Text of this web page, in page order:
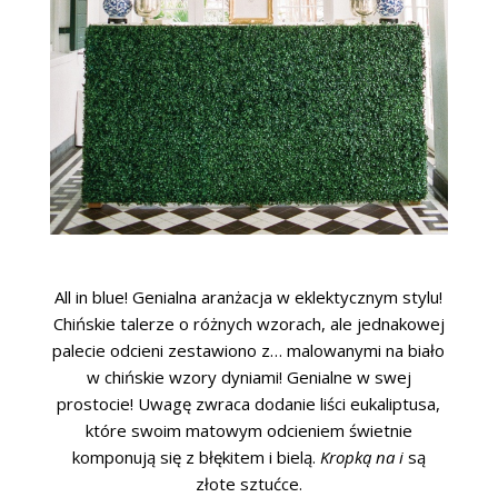
All in blue! Genialna aranżacja w eklektycznym stylu!
Chińskie talerze o różnych wzorach, ale jednakowej
palecie odcieni zestawiono z… malowanymi na biało
w chińskie wzory dyniami! Genialne w swej
prostocie! Uwagę zwraca dodanie liści eukaliptusa,
które swoim matowym odcieniem świetnie
komponują się z błękitem i bielą. Kropką na isą
złote sztućce.